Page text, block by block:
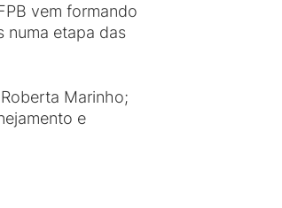
vem formando
numa etapa das
Marinho;
e